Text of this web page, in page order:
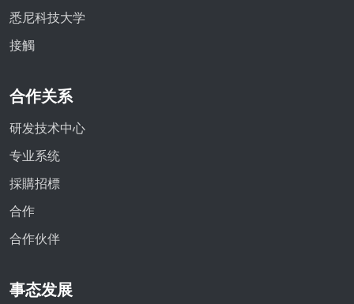
悉尼科技大学
接觸
合作关系
研发技术中心
专业系统
採購招標
合作
合作伙伴
事态发展